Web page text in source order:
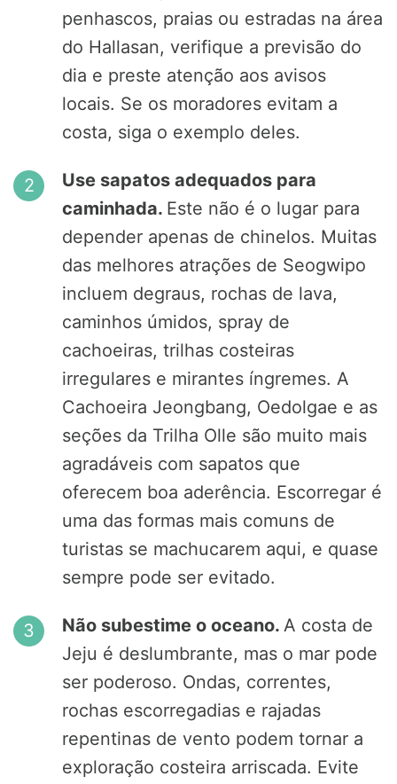
penhascos, praias ou estradas na área
do Hallasan, verifique a previsão do
dia e preste atenção aos avisos
locais. Se os moradores evitam a
costa, siga o exemplo deles.
Use sapatos adequados para
caminhada. Este não é o lugar para
depender apenas de chinelos. Muitas
das melhores atrações de Seogwipo
incluem degraus, rochas de lava,
caminhos úmidos, spray de
cachoeiras, trilhas costeiras
irregulares e mirantes íngremes. A
Cachoeira Jeongbang, Oedolgae e as
seções da Trilha Olle são muito mais
agradáveis com sapatos que
oferecem boa aderência. Escorregar é
uma das formas mais comuns de
turistas se machucarem aqui, e quase
sempre pode ser evitado.
Não subestime o oceano. A costa de
Jeju é deslumbrante, mas o mar pode
ser poderoso. Ondas, correntes,
rochas escorregadias e rajadas
repentinas de vento podem tornar a
exploração costeira arriscada. Evite